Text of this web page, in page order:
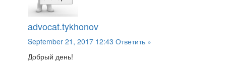
advocat.tykhonov
September 21, 2017 12:43 Ответить »
Добрый день!